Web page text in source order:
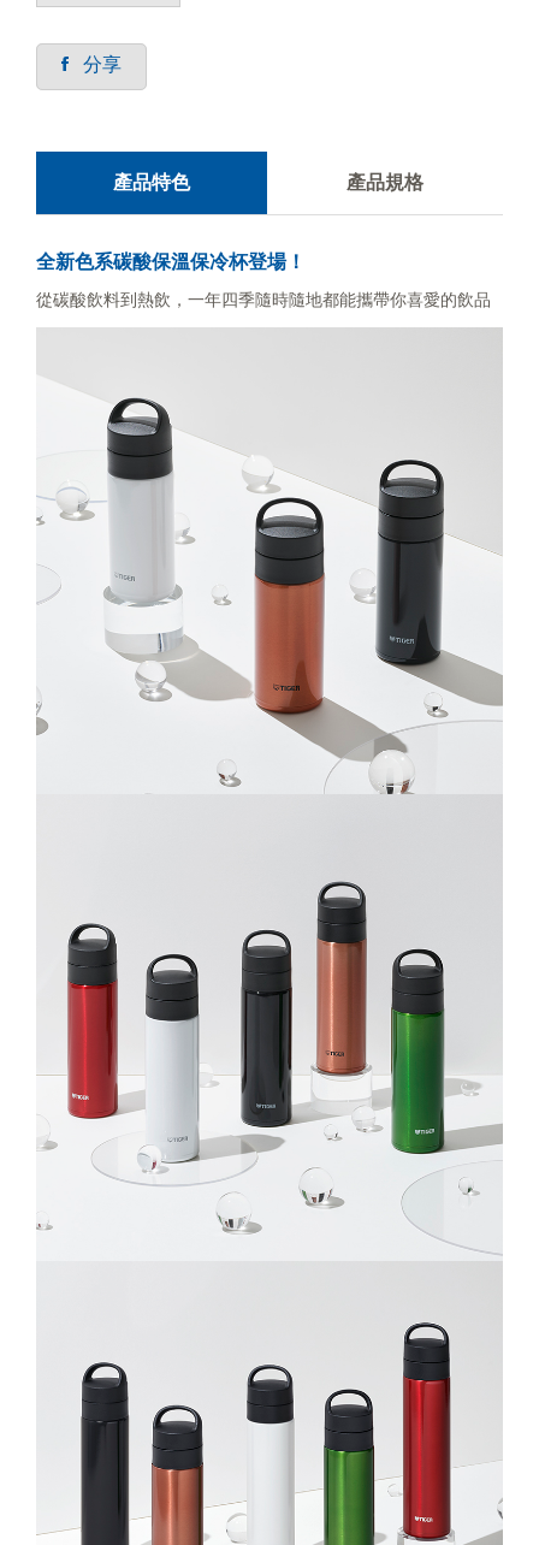
分享
產品特色 產品規格
全新色系碳酸保溫保冷杯登場！
從碳酸飲料到熱飲，一年四季隨時隨地都能攜帶你喜愛的飲品